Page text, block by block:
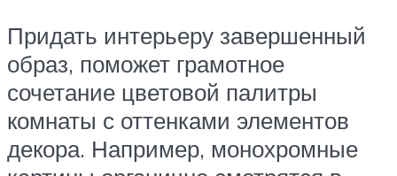
Придать интерьеру завершенный
образ, поможет грамотное
сочетание цветовой палитры
комнаты с оттенками элементов
декора. Например, монохромные